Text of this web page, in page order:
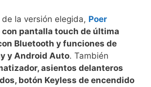
la versión elegida, Poer
pantalla touch de última
Bluetooth y funciones de
y Android Auto. También
asientos delanteros
botón Keyless de encendido